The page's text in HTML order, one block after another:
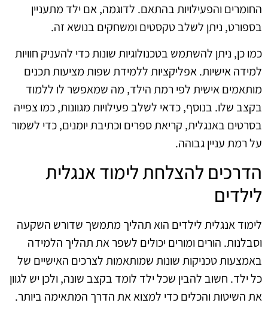
החומרים והפעילויות בהתאם. לדוגמה, אם ילד מתעניין
בספורט, ניתן לשלב טקסטים ומשחקים בנושא זה.
כמו כן, ניתן להשתמש בטכנולוגיות שונות כדי להעניק חוויות
למידה אישיות. אפליקציות ללמידת שפות מציעות תכנים
מותאמים אישית לפי רמת הילד, מה שמאפשר לו ללמוד
בקצב שלו. בנוסף, כדאי לשלב פעילויות מגוונות, כמו צפייה
בסרטים באנגלית, קריאת ספרים וכתיבת יומנים, כדי לשמור
על רמת עניין גבוהה.
הדרכים להצלחת לימוד אנגלית
לילדים
לימוד אנגלית לילדים הוא תהליך מתמשך שדורש השקעה
וסבלנות. הורים ומורים יכולים לשפר את תהליך הלמידה
באמצעות טכניקות שונות שמותאמות לצרכים האישיים של
כל ילד. חשוב להבין שכל ילד לומד בקצב שונה, ולכן יש לגוון
את השיטות והכלים כדי למצוא את הדרך המתאימה ביותר.